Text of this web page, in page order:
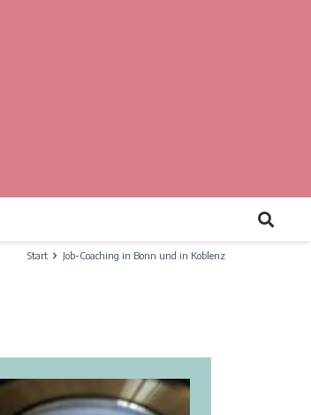
Start Job-Coaching in Bonn und in Koblenz